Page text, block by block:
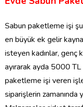
Sabun paketleme işi şu
en büyük ek gelir
isteyen kadınlar, genç
ayırarak ayda 5000
paketleme işi veren
siparişlerin